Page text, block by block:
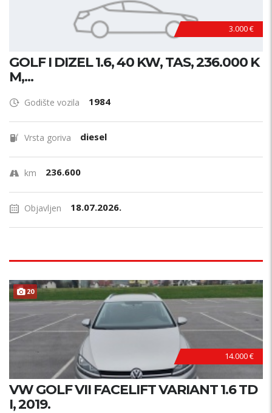
3.000 €
GOLF I DIZEL 1.6, 40 KW, TAS, 236.000 K
M,...
Godište vozila 1984
Vrsta goriva diesel
km 236.600
Objavljen 18.07.2026.
20
14.000 €
VW GOLF VII FACELIFT VARIANT 1.6 TD
I, 2019.